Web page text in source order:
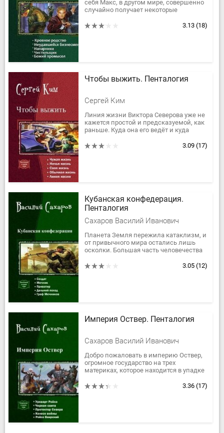
себя Макс, в другом мире, совершенно
случайно получает некоторые
правильно или нет, судить вам. 3.13 (18)
Чтобы выжить. Пенталогия
Сергей Ким
Линия жизни Виктора Северова уже не
кажется простой и предсказуемой, как
раньше. Куда она его ведёт и куда
новому витку противостояния с...3.09 (17)
Кубанская конфедерация.
Пенталогия
Сахаров Василий Иванович
Планета Земля пережила катаклизм, и
от привычного мира остались лишь
осколки. Большая часть человечества
боевого модифицированного...
3.05 (12)
Империя Оствер. Пенталогия
Сахаров Василий Иванович
Добро пожаловать в империю Оствер,
огромное государство на трех
материках, которое находится в упадке
показаться вначале, а люди и... 3.36 (17)